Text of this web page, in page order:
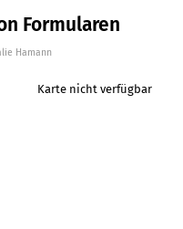
Formularen
Hamann
Karte nicht verfügbar